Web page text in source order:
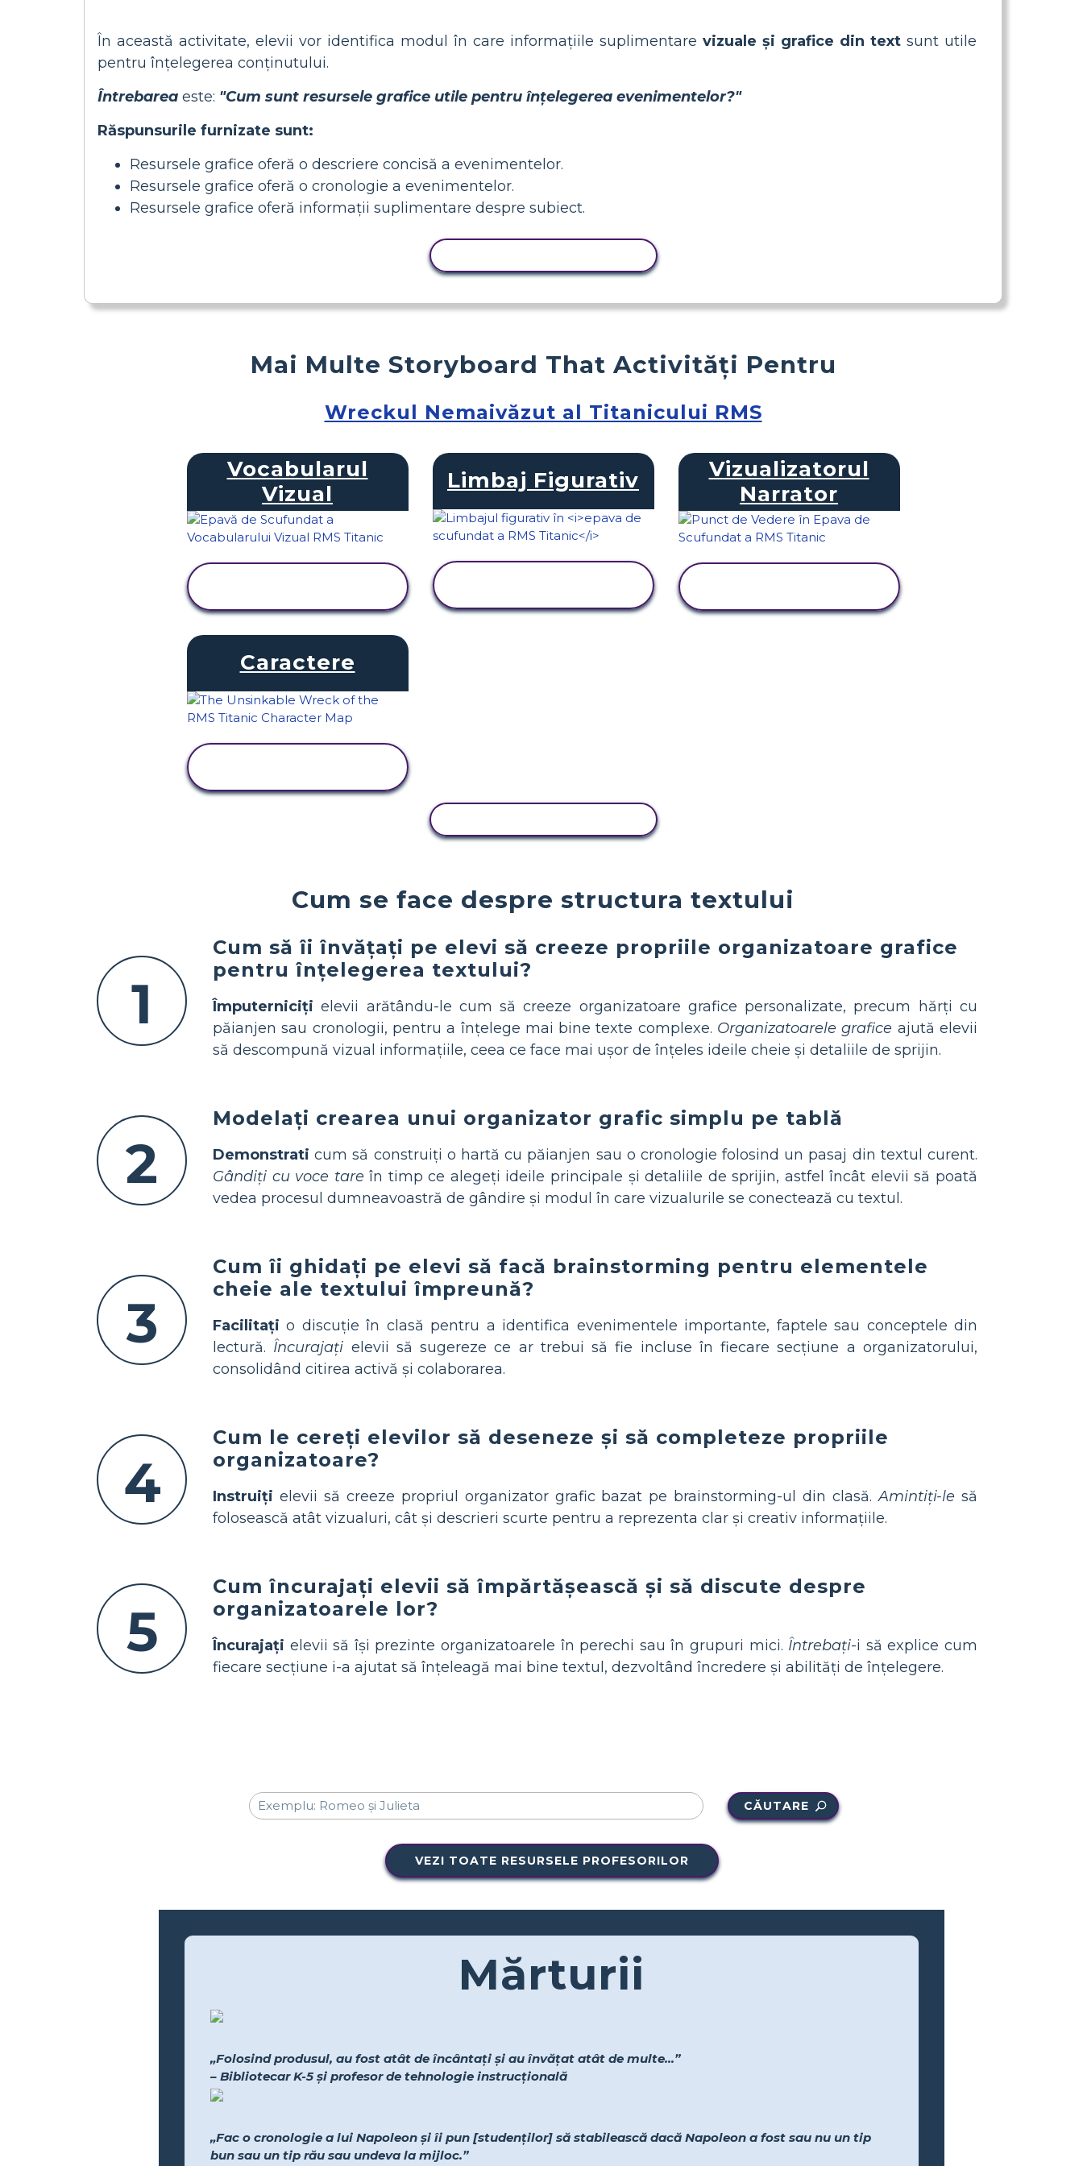
În această activitate, elevii vor identifica modul în care informațiile suplimentare vizuale și grafice din text sunt utile
pentru înțelegerea conținutului.
Întrebarea este: "Cum sunt resursele grafice utile pentru înțelegerea evenimentelor?"
Răspunsurile furnizate sunt:
Resursele grafice oferă o descriere concisă a evenimentelor.
Resursele grafice oferă o cronologie a evenimentelor.
Resursele grafice oferă informații suplimentare despre subiect.
Cum se face despre structura textului
1
Cum să îi învățați pe elevi să creeze propriile organizatoare grafice
pentru înțelegerea textului?
Împuterniciți elevii arătându-le cum să creeze organizatoare grafice personalizate, precum hărți cu
păianjen sau cronologii, pentru a înțelege mai bine texte complexe. Organizatoarele grafice ajută elevii
să descompună vizual informațiile, ceea ce face mai ușor de înțeles ideile cheie și detaliile de sprijin.
2
Modelați crearea unui organizator grafic simplu pe tablă
Demonstrati cum să construiți o hartă cu păianjen sau o cronologie folosind un pasaj din textul curent.
Gândiți cu voce tare în timp ce alegeți ideile principale și detaliile de sprijin, astfel încât elevii să poată
vedea procesul dumneavoastră de gândire și modul în care vizualurile se conectează cu textul.
3
Cum îi ghidați pe elevi să facă brainstorming pentru elementele
cheie ale textului împreună?
Facilitați o discuție în clasă pentru a identifica evenimentele importante, faptele sau conceptele din
lectură. Încurajați elevii să sugereze ce ar trebui să fie incluse în fiecare secțiune a organizatorului,
consolidând citirea activă și colaborarea.
4
Cum le cereți elevilor să deseneze și să completeze propriile
organizatoare?
Instruiți elevii să creeze propriul organizator grafic bazat pe brainstorming-ul din clasă.Amintiți-le să
folosească atât vizualuri, cât și descrieri scurte pentru a reprezenta clar și creativ informațiile.
5
Cum încurajați elevii să împărtășească și să discute despre
organizatoarele lor?
Încurajați elevii să își prezinte organizatoarele în perechi sau în grupuri mici. Întrebați-i să explice cum
fiecare secțiune i-a ajutat să înțeleagă mai bine textul, dezvoltând încredere și abilități de înțelegere.
Mai Multe Storyboard That Activități Pentru
Wreckul Nemaivăzut al Titanicului RMS
Vocabularul
Vizual
Limbaj Figurativ
Vizualizatorul
Narrator
Caractere
CĂUTARE
VEZI TOATE RESURSELE PROFESORILOR
Mărturii
„Folosind produsul, au fost atât de încântați și au învățat atât de multe...”
– Bibliotecar K-5 și profesor de tehnologie instrucțională
„Fac o cronologie a lui Napoleon și îi pun [studenților] să stabilească dacă Napoleon a fost sau nu un tip
bun sau un tip rău sau undeva la mijloc.”